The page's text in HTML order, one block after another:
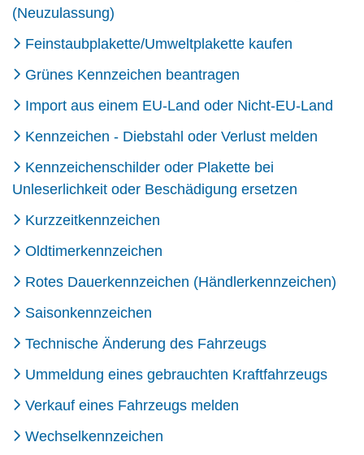
(Neuzulassung)
Feinstaubplakette/Umweltplakette kaufen
Grünes Kennzeichen beantragen
Import aus einem EU-Land oder Nicht-EU-Land
Kennzeichen - Diebstahl oder Verlust melden
Kennzeichenschilder oder Plakette bei
Unleserlichkeit oder Beschädigung ersetzen
Kurzzeitkennzeichen
Oldtimerkennzeichen
Rotes Dauerkennzeichen (Händlerkennzeichen)
Saisonkennzeichen
Technische Änderung des Fahrzeugs
Ummeldung eines gebrauchten Kraftfahrzeugs
Verkauf eines Fahrzeugs melden
Wechselkennzeichen